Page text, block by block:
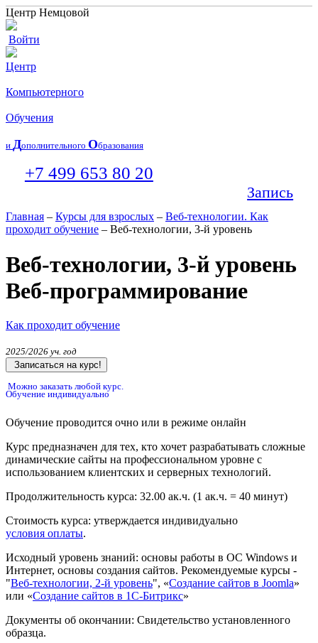
Центр Немцовой
Войти
Центр
Компьютерного
Обучения
и Дополнительного Образования
+7 499 653 80 20
Запись
Главная – Курсы для взрослых – Веб-технологии. Как
проходит обучение – Веб-технологии, 3-й уровень
Веб-технологии, 3-й уровень
Веб-программирование
Как проходит обучение
2025/2026 уч. год
Записаться на курс!
Можно заказать любой курс.
Обучение индивидуально
Обучение проводится очно или в режиме онлайн
Курс предназначен для тех, кто хочет разрабатывать сложные
динамические сайты на профессиональном уровне с
использованием клиентских и серверных технологий.
Продолжительность курса: 32.00 ак.ч. (1 ак.ч. = 40 минут)
Стоимость курса: утверждается индивидуально
условия оплаты.
Исходный уровень знаний: основы работы в ОС Windows и
Интернет, основы создания сайтов. Рекомендуемые курсы -
"Веб-технологии, 2-й уровень", «Создание сайтов в Joomla»
или «Создание сайтов в 1С-Битрикс»
Документы об окончании: Свидетельство установленного
образца.